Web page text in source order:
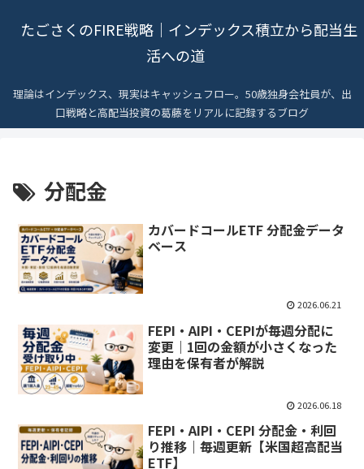
たごさくのFIRE戦略｜インデックス積立から配当生
活への道
理論はインデックス、現実はキャッシュフロー。50歳独身会社員が、出
口戦略と高配当投資の葛藤をリアルに記録するブログ
分配金
カバードコールETF 分配金データ
ベース
2026.06.21
FEPI・AIPI・CEPIが毎週分配に
変更｜1回の金額が小さくなった
理由を保有者が解説
2026.06.18
FEPI・AIPI・CEPI 分配金・利回
り推移｜毎週更新【米国超高配当
ETF】